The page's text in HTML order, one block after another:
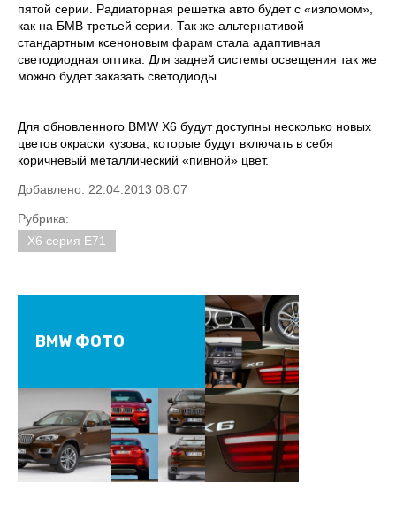
пятой серии. Радиаторная решетка авто будет с «изломом»,
как на БМВ третьей серии. Так же альтернативой
стандартным ксеноновым фарам стала адаптивная
светодиодная оптика. Для задней системы освещения так же
можно будет заказать светодиоды.
Для обновленного BMW X6 будут доступны несколько новых
цветов окраски кузова, которые будут включать в себя
коричневый металлический «пивной» цвет.
Добавлено: 22.04.2013 08:07
Рубрика:
X6 серия E71
BMW ФОТО